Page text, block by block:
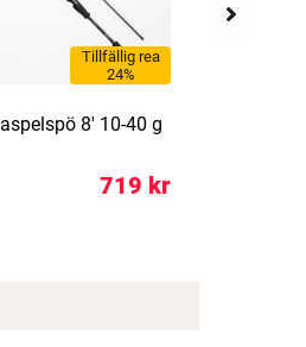
Tillfällig rea
24%
8' 10-40 g
719 kr